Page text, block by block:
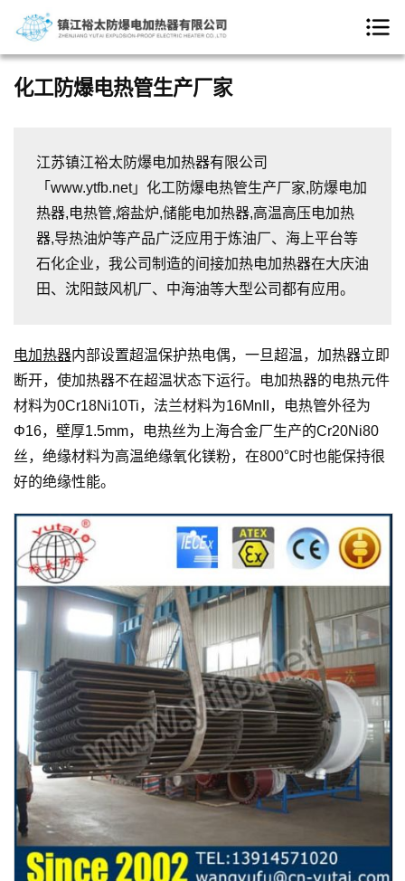
化工防爆电热管生产厂家
江苏镇江裕太防爆电加热器有限公司
「www.ytfb.net」化工防爆电热管生产厂家,防爆电加
热器,电热管,熔盐炉,储能电加热器,高温高压电加热
器,导热油炉等产品广泛应用于炼油厂、海上平台等
石化企业，我公司制造的间接加热电加热器在大庆油
田、沈阳鼓风机厂、中海油等大型公司都有应用。
电加热器内部设置超温保护热电偶，一旦超温，加热器立即
断开，使加热器不在超温状态下运行。电加热器的电热元件
材料为0Cr18Ni10Ti，法兰材料为16MnII，电热管外径为
Φ16，壁厚1.5mm，电热丝为上海合金厂生产的Cr20Ni80
丝，绝缘材料为高温绝缘氧化镁粉，在800℃时也能保持很
好的绝缘性能。